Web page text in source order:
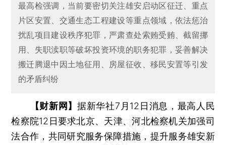
最高检强调，当前要密切关注雄安启动区征迁、重点
片区安置、交通生态工程建设等重点领域，依法惩治
扰乱项目建设秩序犯罪，严肃查处索贿受贿、截留挪
用、失职渎职等破坏投资环境的职务犯罪，妥善解决
搬迁腾退中因土地征用、房屋征收、移民安置等引发
的矛盾纠纷
【财新网】据新华社7月12日消息，最高人民
检察院12日要求北京、天津、河北检察机关加强司
法合作，共同研究服务保障措施，提升服务雄安新